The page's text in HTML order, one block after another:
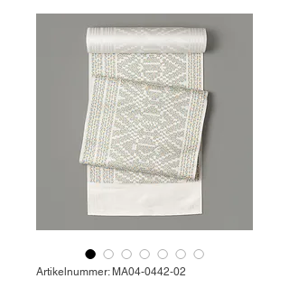
Artikelnummer: MA04-0442‐02